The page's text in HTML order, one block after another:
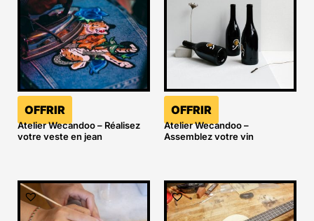
OFFRIR
Atelier Wecandoo – Réalisez
votre veste en jean
OFFRIR
Atelier Wecandoo –
Assemblez votre vin